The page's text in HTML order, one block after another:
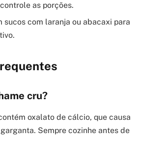
as porções.
sucos com laranja ou abacaxi para
cru?
oxalato de cálcio, que causa
Sempre cozinhe antes de